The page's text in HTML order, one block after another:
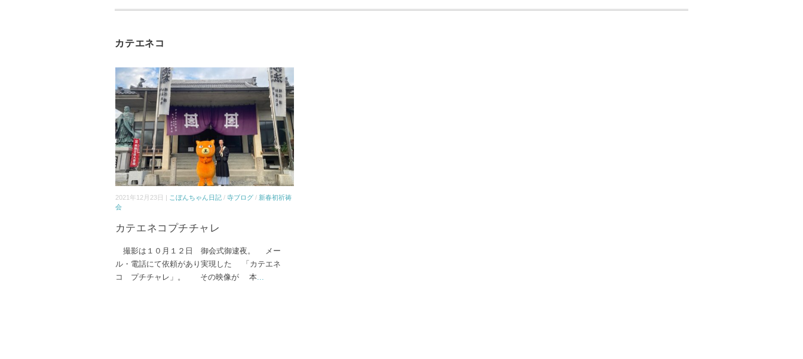
カテエネコ
2021年12月23日 | こぼんちゃん日記/ 寺ブログ/ 新春初祈祷
会
カテエネコプチチャレ
撮影は１０月１２日 御会式御逮夜。 メー
ル・電話にて依頼があり実現した 「カテエネ
コ プチチャレ」。 その映像が 本...